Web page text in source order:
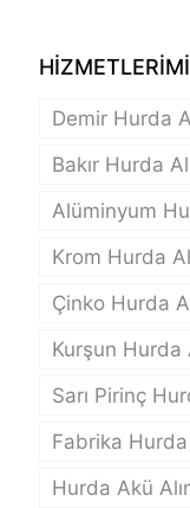
Demir Hurda
Bakır Hurda
Alüminyum
Krom Hurda
Çinko Hurda
Kurşun Hurda
Sarı Pirinç
Fabrika Hurda
Hurda Akü